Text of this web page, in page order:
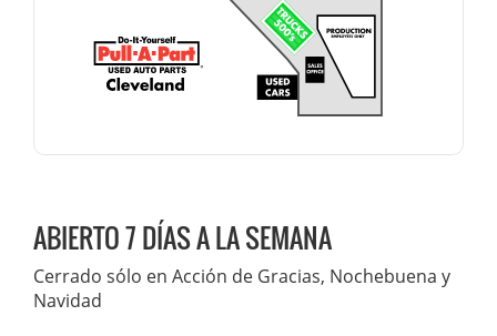
ABIERTO 7 DÍAS A LA SEMANA
Cerrado sólo en Acción de Gracias, Nochebuena y
Navidad